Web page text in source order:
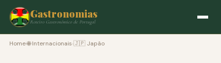
Gastronomias
Roteiro Gastronómico de Portugal
Home›🌐 Internacionais›🇯🇵 Japão